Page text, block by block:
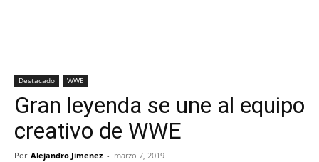
Destacado WWE
Gran leyenda se une al equipo
creativo de WWE
Por Alejandro Jimenez - marzo 7, 2019